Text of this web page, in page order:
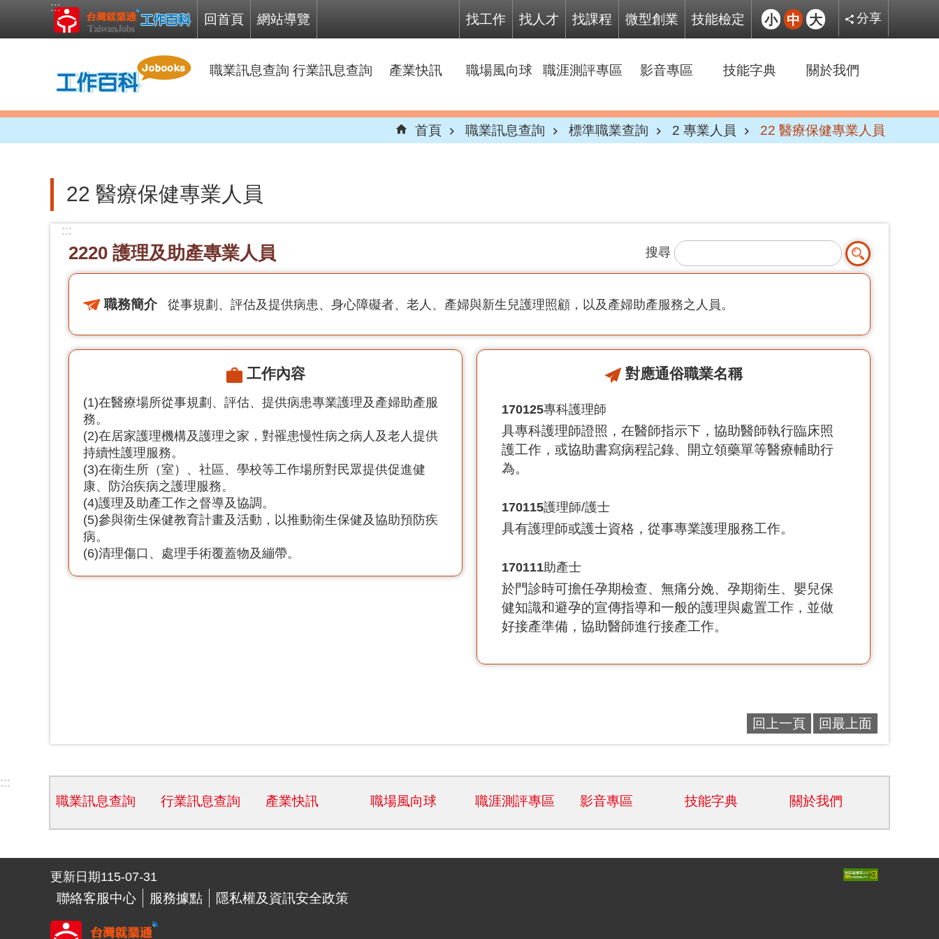
跳到主要內容區塊
:::
回首頁 網站導覽 找工作 找人才 找課程 微型創業 技能檢定 小 中 大 分享
職業訊息查詢 行業訊息查詢 產業快訊 職場風向球 職涯測評專區 影音專區 技能字典 關於我們
首頁 職業訊息查詢 標準職業查詢 2 專業人員 22 醫療保健專業人員
22 醫療保健專業人員
:::
2220 護理及助產專業人員 搜尋
職務簡介 從事規劃、評估及提供病患、身心障礙者、老人、產婦與新生兒護理照顧，以及產婦助產服務之人員。
工作內容
(1)在醫療場所從事規劃、評估、提供病患專業護理及產婦助產服
務。
(2)在居家護理機構及護理之家，對罹患慢性病之病人及老人提供
持續性護理服務。
(3)在衛生所（室）、社區、學校等工作場所對民眾提供促進健
康、防治疾病之護理服務。
(4)護理及助產工作之督導及協調。
(5)參與衛生保健教育計畫及活動，以推動衛生保健及協助預防疾
病。
(6)清理傷口、處理手術覆蓋物及繃帶。
對應通俗職業名稱
170125專科護理師
具專科護理師證照，在醫師指示下，協助醫師執行臨床照
護工作，或協助書寫病程記錄、開立領藥單等醫療輔助行
為。
170115護理師/護士
具有護理師或護士資格，從事專業護理服務工作。
170111助產士
於門診時可擔任孕期檢查、無痛分娩、孕期衛生、嬰兒保
健知識和避孕的宣傳指導和一般的護理與處置工作，並做
好接產準備，協助醫師進行接產工作。
回上一頁 回最上面
:::
職業訊息查詢 行業訊息查詢 產業快訊 職場風向球 職涯測評專區 影音專區 技能字典 關於我們
更新日期115-07-31
聯絡客服中心 服務據點 隱私權及資訊安全政策